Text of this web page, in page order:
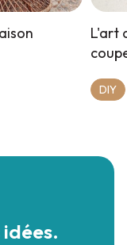
L'art
DIY
idées.